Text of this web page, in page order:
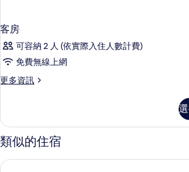
客房
可容納 2 人 (依實際入住人數計費)
免費無線上網
更多資訊
更
的
詳
情
類似的住宿
新館武暖 Zoo 親子民宿